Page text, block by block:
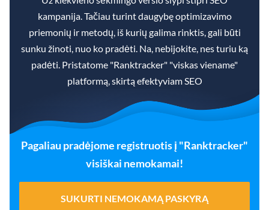
kampanija. Tačiau turint daugybę optimizavimo
priemonių ir metodų, iš kurių galima rinktis, gali būti
sunku žinoti, nuo ko pradėti. Na, nebijokite, nes turiu ką
padėti. Pristatome "Ranktracker" "viskas viename"
platformą, skirtą efektyviam SEO
Pagaliau pradėjome registruotis į "Ranktracker"
visiškai nemokamai!
SUKURTI NEMOKAMĄ PASKYRĄ